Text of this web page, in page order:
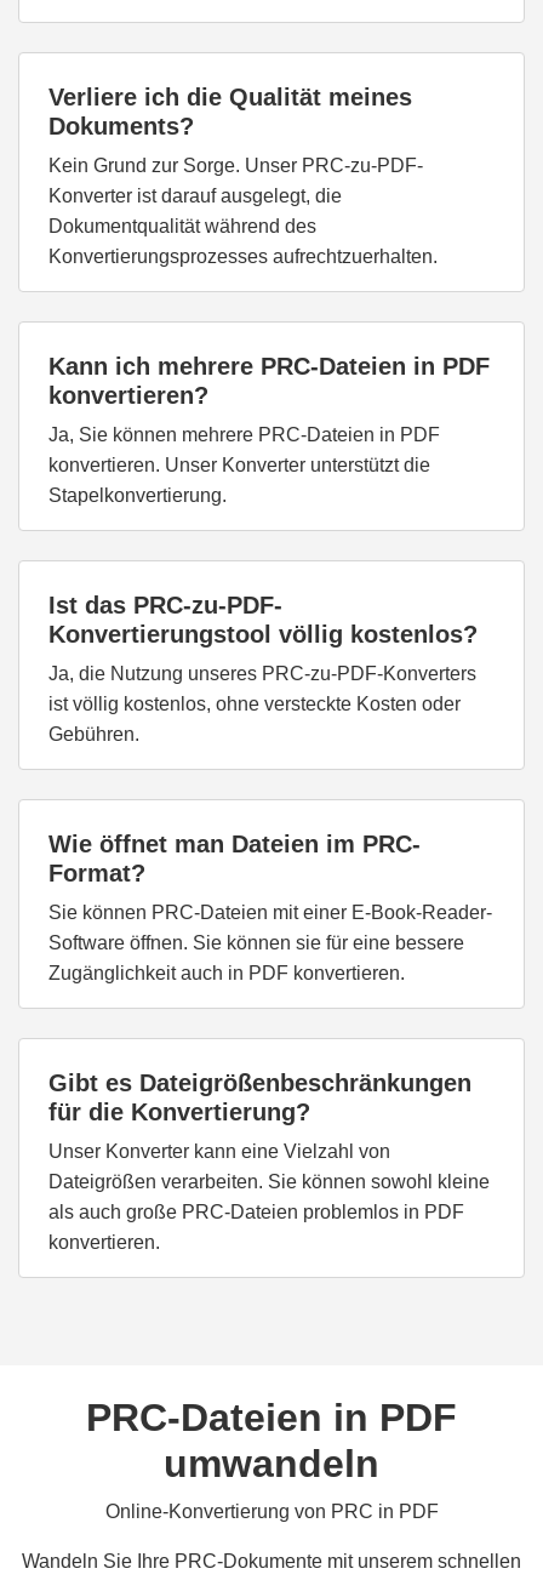
Verliere ich die Qualität meines
Dokuments?
Kein Grund zur Sorge. Unser PRC-zu-PDF-
Konverter ist darauf ausgelegt, die
Dokumentqualität während des
Konvertierungsprozesses aufrechtzuerhalten.
Kann ich mehrere PRC-Dateien in PDF
konvertieren?
Ja, Sie können mehrere PRC-Dateien in PDF
konvertieren. Unser Konverter unterstützt die
Stapelkonvertierung.
Ist das PRC-zu-PDF-
Konvertierungstool völlig kostenlos?
Ja, die Nutzung unseres PRC-zu-PDF-Konverters
ist völlig kostenlos, ohne versteckte Kosten oder
Gebühren.
Wie öffnet man Dateien im PRC-
Format?
Sie können PRC-Dateien mit einer E-Book-Reader-
Software öffnen. Sie können sie für eine bessere
Zugänglichkeit auch in PDF konvertieren.
Gibt es Dateigrößenbeschränkungen
für die Konvertierung?
Unser Konverter kann eine Vielzahl von
Dateigrößen verarbeiten. Sie können sowohl kleine
als auch große PRC-Dateien problemlos in PDF
konvertieren.
PRC-Dateien in PDF
umwandeln
Online-Konvertierung von PRC in PDF
Wandeln Sie Ihre PRC-Dokumente mit unserem schnellen